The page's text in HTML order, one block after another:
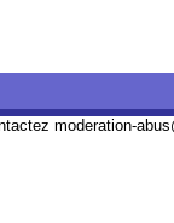
moderation-